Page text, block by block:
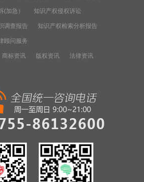
(加急） 知识产权侵权诉讼
调查报告 知识产权检索分析报告
顾问服务
商标资讯 版权资讯 法律资讯